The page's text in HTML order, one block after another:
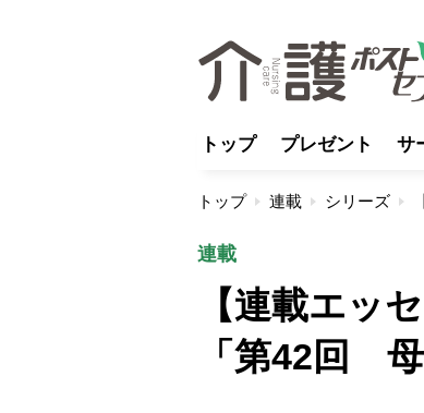
トップ プレゼント サ
トップ 連載 シリーズ
連載
【連載エッ
「第42回